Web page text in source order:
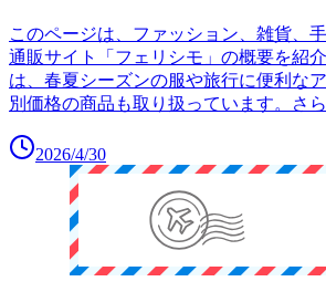
このページは、ファッション、雑貨、
通販サイト「フェリシモ」の概要を紹
は、春夏シーズンの服や旅行に便利な
別価格の商品も取り扱っています。さ
2026/4/30